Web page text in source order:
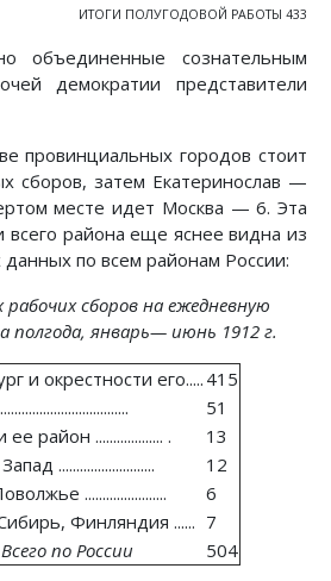
ИТОГИ ПОЛУГОДОВОЙ РАБОТЫ 433
объединенные сознательным
демократии представители
провинциальных городов стоит
сборов, затем Екатеринослав —
месте идет Москва — 6. Эта
всего района еще яснее видна из
по всем районам России:
рабочих сборов на ежедневную
полгода, январь— июнь 1912 г.
и окрестности его..... 415
51
район ................... .
13
...........................
12
.......................
6
Финляндия ...... 7
Всего по России
504